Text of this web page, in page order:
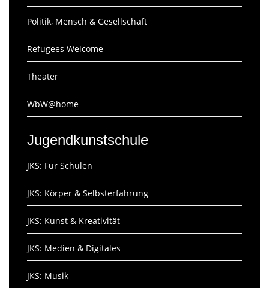
Politik, Mensch & Gesellschaft
Refugees Welcome
Theater
WbW@home
Jugendkunstschule
JKS: Für Schulen
JKS: Körper & Selbsterfahrung
JKS: Kunst & Kreativität
JKS: Medien & Digitales
JKS: Musik